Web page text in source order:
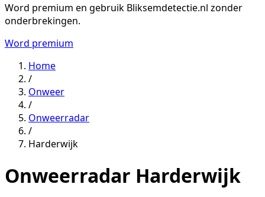
Word premium en gebruik Bliksemdetectie.nl zonder
onderbrekingen.
Word premium
Home
/
Onweer
/
Onweerradar
/
Harderwijk
Onweerradar Harderwijk